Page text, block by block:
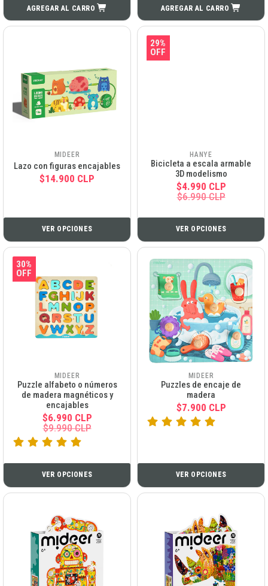
AGREGAR AL CARRO AGREGAR AL CARRO
MIDEER
Lazo con figuras encajables
$14.900 CLP
VER OPCIONES
29%
OFF
HANYE
Bicicleta a escala armable
3D modelismo
$4.990 CLP
$6.990 CLP
VER OPCIONES
30%
OFF
MIDEER
Puzzle alfabeto o números
de madera magnéticos y
encajables
$6.990 CLP
$9.990 CLP
VER OPCIONES
MIDEER
Puzzles de encaje de
madera
$7.900 CLP
VER OPCIONES